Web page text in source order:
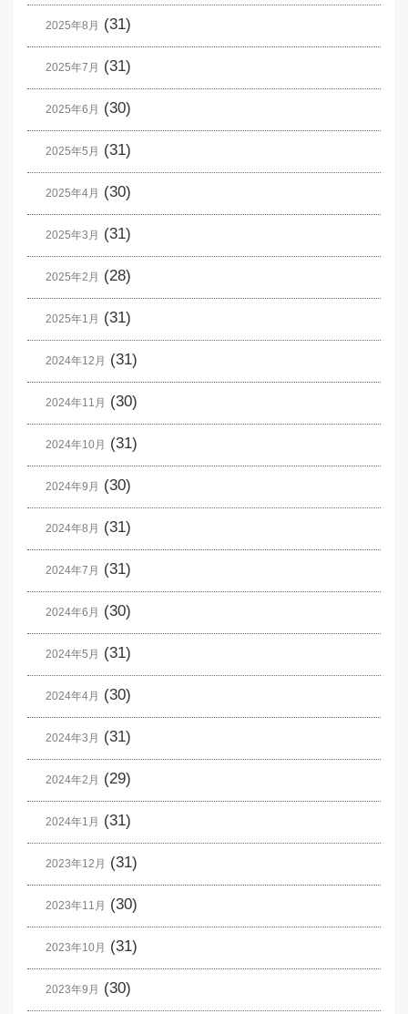
2025年8月 (31)
2025年7月 (31)
2025年6月 (30)
2025年5月 (31)
2025年4月 (30)
2025年3月 (31)
2025年2月 (28)
2025年1月 (31)
2024年12月 (31)
2024年11月 (30)
2024年10月 (31)
2024年9月 (30)
2024年8月 (31)
2024年7月 (31)
2024年6月 (30)
2024年5月 (31)
2024年4月 (30)
2024年3月 (31)
2024年2月 (29)
2024年1月 (31)
2023年12月 (31)
2023年11月 (30)
2023年10月 (31)
2023年9月 (30)